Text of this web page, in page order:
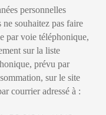
personnelles
souhaitez pas faire
par voie téléphonique,
sur la liste
prévu par
sur le site
courrier adressé à :